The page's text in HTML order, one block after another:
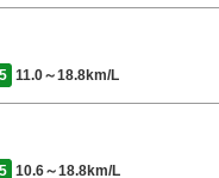
11.0～18.8km/L
10.6～18.8km/L